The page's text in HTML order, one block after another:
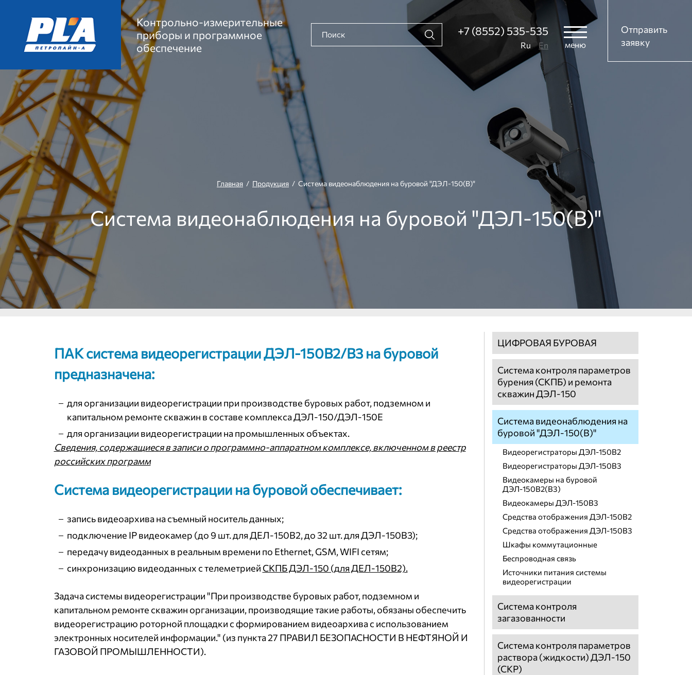
Контрольно-измерительные
приборы и программное
обеспечение
+7 (8552) 535-535
Ru En меню
Отправить
заявку
Главная / Продукция / Система видеонаблюдения на буровой "ДЭЛ-150(В)"
Система видеонаблюдения на буровой "ДЭЛ-150(В)"
ПАК система видеорегистрации ДЭЛ-150В2/В3 на буровой
предназначена:
для организации видеорегистрации при производстве буровых работ, подземном и
капитальном ремонте скважин в составе комплекса ДЭЛ-150/ДЭЛ-150Е
для организации видеорегистрации на промышленных объектах.
Сведения, содержащиеся в записи о программно-аппаратном комплексе, включенном в реестр
российских программ
Система видеорегистрации на буровой обеспечивает:
запись видеоархива на съемный носитель данных;
подключение IP видеокамер (до 9 шт. для ДЕЛ-150В2, до 32 шт. для ДЭЛ-150В3);
передачу видеоданных в реальным времени по Ethernet, GSM, WIFI сетям;
синхронизацию видеоданных с телеметрией СКПБ ДЭЛ-150 (для ДЕЛ-150В2).
Задача системы видеорегистрации "При производстве буровых работ, подземном и
капитальном ремонте скважин организации, производящие такие работы, обязаны обеспечить
видеорегистрацию роторной площадки с формированием видеоархива с использованием
электронных носителей информации." (из пункта 27 ПРАВИЛ БЕЗОПАСНОСТИ В НЕФТЯНОЙ И
ГАЗОВОЙ ПРОМЫШЛЕННОСТИ).
ЦИФРОВАЯ БУРОВАЯ
Система контроля параметров
бурения (СКПБ) и ремонта
скважин ДЭЛ-150
Система видеонаблюдения на
буровой "ДЭЛ-150(В)"
Видеорегистраторы ДЭЛ-150В2
Видеорегистраторы ДЭЛ-150В3
Видеокамеры на буровой
ДЭЛ-150В2(В3)
Видеокамеры ДЭЛ-150В3
Средства отображения ДЭЛ-150В2
Средства отображения ДЭЛ-150В3
Шкафы коммутационные
Беспроводная связь
Источники питания системы
видеорегистрации
Система контроля
загазованности
Система контроля параметров
раствора (жидкости) ДЭЛ-150
(СКР)